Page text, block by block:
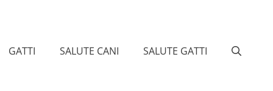
GATTI SALUTE CANI SALUTE GATTI